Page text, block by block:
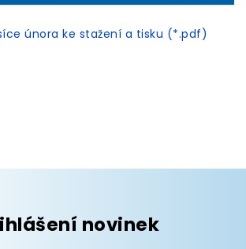
února ke stažení a tisku (*.pdf)
novinek